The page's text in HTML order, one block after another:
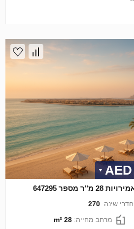
חדרי שינה:270
מרחב מחייה:28 m²